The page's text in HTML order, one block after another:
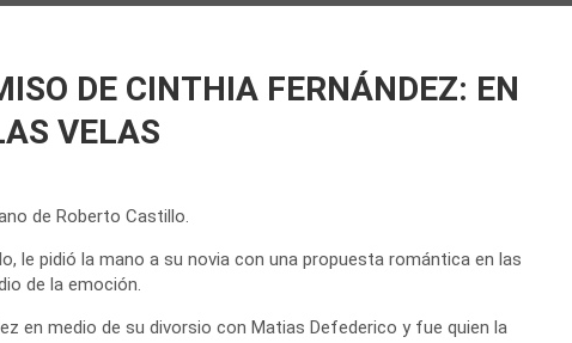
DE CINTHIA FERNÁNDEZ: EN
VELAS
de Roberto Castillo.
le pidió la mano a su novia con una propuesta romántica en las
de la emoción.
en medio de su divorsio con Matias Defederico y fue quien la